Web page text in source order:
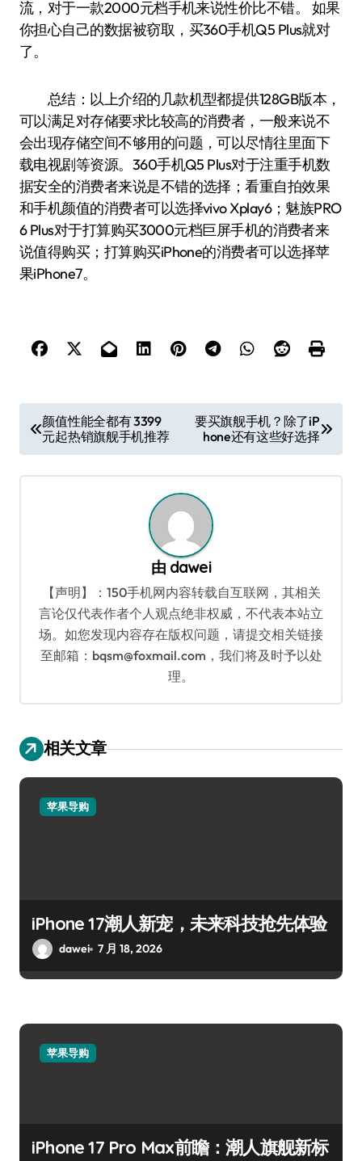
流，对于一款2000元档手机来说性价比不错。 如果
你担心自己的数据被窃取，买360手机Q5 Plus就对
了。
总结：以上介绍的几款机型都提供128GB版本，
可以满足对存储要求比较高的消费者，一般来说不
会出现存储空间不够用的问题，可以尽情往里面下
载电视剧等资源。360手机Q5 Plus对于注重手机数
据安全的消费者来说是不错的选择；看重自拍效果
和手机颜值的消费者可以选择vivo Xplay6；魅族PRO
6 Plus对于打算购买3000元档巨屏手机的消费者来
说值得购买；打算购买iPhone的消费者可以选择苹
果iPhone7。
章
导
颜值性能全都有 3399
元起热销旗舰手机推荐
要买旗舰手机？除了iP
hone还有这些好选择
由 dawei
【声明】：150手机网内容转载自互联网，其相关
言论仅代表作者个人观点绝非权威，不代表本站立
场。如您发现内容存在版权问题，请提交相关链接
至邮箱：bqsm@foxmail.com，我们将及时予以处
理。
相关文章
苹果导购
iPhone 17潮人新宠，未来科技抢先体验
dawei 7 月 18, 2026
苹果导购
iPhone 17 Pro Max前瞻：潮人旗舰新标